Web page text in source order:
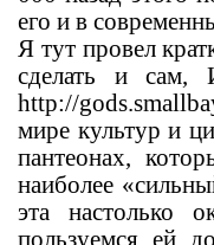
его и в
Я тут провел
сделать и сам,
http://
мире культур и
пантеонах,
наиболее
эта настолько
пользуемся ей